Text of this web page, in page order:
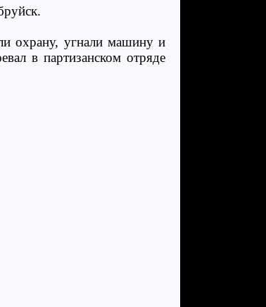
охрану, угнали машину и
в партизанском отряде